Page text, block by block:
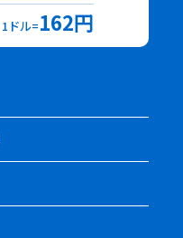
1ドル=162円